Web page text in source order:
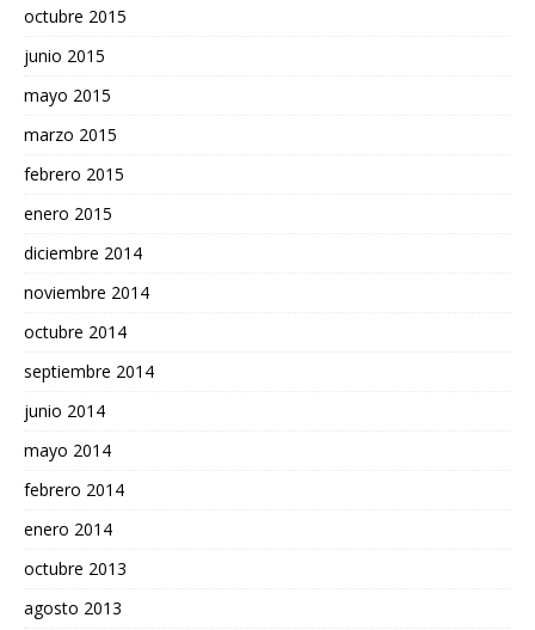
octubre 2015
junio 2015
mayo 2015
marzo 2015
febrero 2015
enero 2015
diciembre 2014
noviembre 2014
octubre 2014
septiembre 2014
junio 2014
mayo 2014
febrero 2014
enero 2014
octubre 2013
agosto 2013